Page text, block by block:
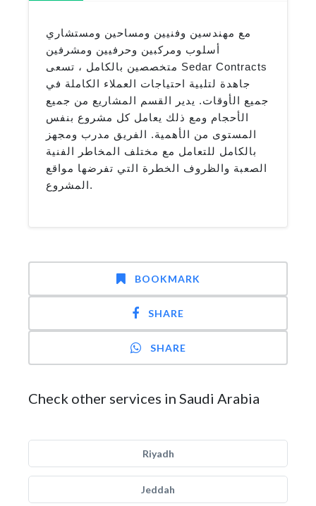
مع مهندسين وفنيين ومساحين ومستشاري
أسلوب ومركبين وحرفيين ومشرفين
متخصصين بالكامل ، تسعى Sedar Contracts
جاهدة لتلبية احتياجات العملاء الكاملة في
جميع الأوقات. يدير القسم المشاريع من جميع
الأحجام ومع ذلك يعامل كل مشروع بنفس
المستوى من الأهمية. الفريق مدرب ومجهز
بالكامل للتعامل مع مختلف المخاطر الفنية
الصعبة والظروف الخطرة التي تفرضها مواقع
المشروع.
BOOKMARK
SHARE
SHARE
Check other services in Saudi Arabia
Riyadh
Jeddah